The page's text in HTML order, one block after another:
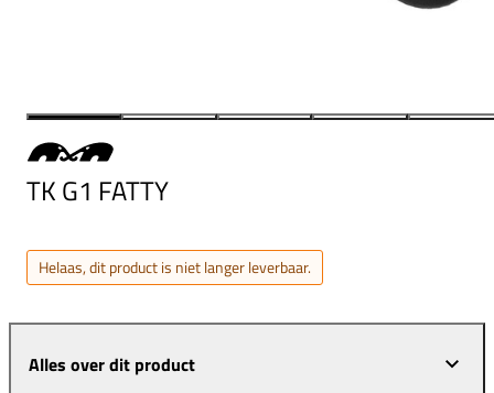
TK G1 FATTY
Helaas, dit product is niet langer leverbaar.
Alles over dit product